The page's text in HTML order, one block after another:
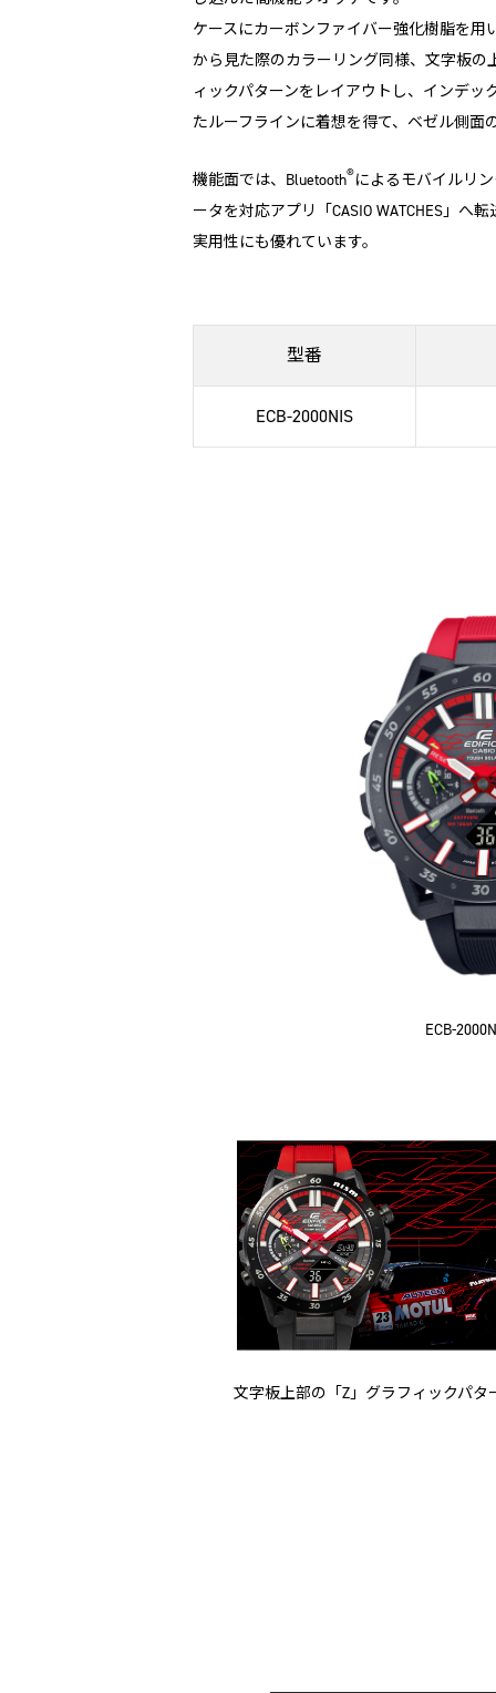
ケースにカーボンファイバー強化樹脂を用
から見た際のカラーリング同様、文字板
ィックパターンをレイアウトし、インデッ
たルーフラインに着想を得て、ベゼル側
機能面では、Bluetooth®によるモバイルリ
ータを対応アプリ「CASIO WATCHES」
実用性にも優れています。
型番
ECB-2000NIS
ECB-
文字板上部の「Z」グラフィックパタ